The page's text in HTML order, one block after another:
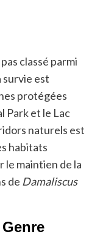
classé parmi
survie est
protégées
Park et le Lac
naturels est
habitats
le maintien de la
de Damaliscus